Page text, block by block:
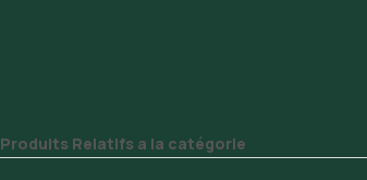
Produits Relatifs a la catégorie